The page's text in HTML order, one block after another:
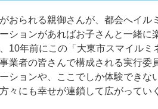
おられる親御さんが、都会へイル
ションがあればお子さんと一緒に
10年前にこの「大東市スマイルミ
業者の皆さんで構成される実行
ションや、ここでしか体験でき
々にも幸せが連鎖して広がってい